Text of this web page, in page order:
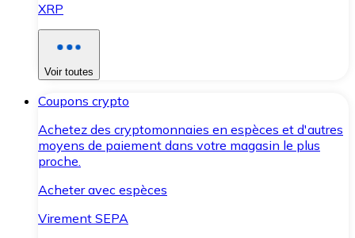
XRP
Voir toutes
Coupons crypto
Achetez des cryptomonnaies en espèces et d'autres
moyens de paiement dans votre magasin le plus
proche.
Acheter avec espèces
Virement SEPA